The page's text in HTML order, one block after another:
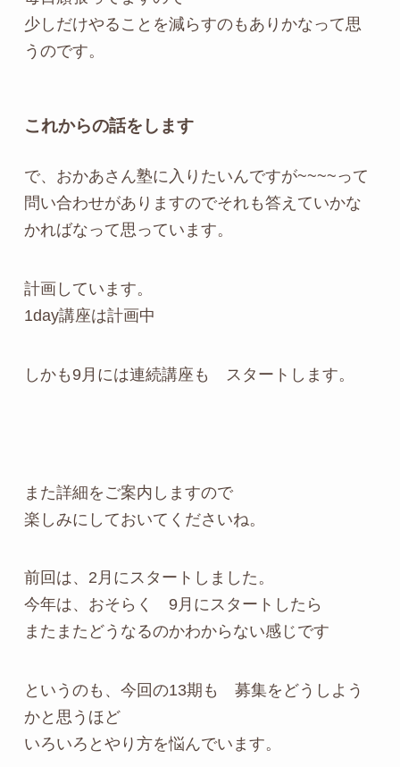
少しだけやることを減らすのもありかなって思
うのです。
これからの話をします
で、おかあさん塾に入りたいんですが~~~~って
問い合わせがありますのでそれも答えていかな
かればなって思っています。
計画しています。
1day講座は計画中
しかも9月には連続講座も スタートします。
また詳細をご案内しますので
楽しみにしておいてくださいね。
前回は、2月にスタートしました。
今年は、おそらく 9月にスタートしたら
またまたどうなるのかわからない感じです
というのも、今回の13期も 募集をどうしよう
かと思うほど
いろいろとやり方を悩んでいます。